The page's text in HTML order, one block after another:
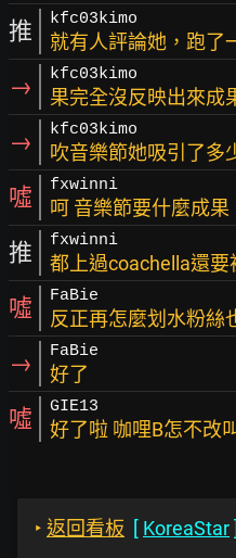
推 kfc03kimo
就有人評論她，跑了
→ kfc03kimo
果完全沒反映出來成
→ kfc03kimo
吹音樂節她吸引了多
噓 fxwinni
呵 音樂節要什麼成
推 fxwinni
都上過coachella還要
噓 FaBie
反正再怎麼划水粉絲
→ FaBie
好了
噓 GIE13
好了啦 咖哩B怎不改
‣ 返回看板 [ KoreaStar]